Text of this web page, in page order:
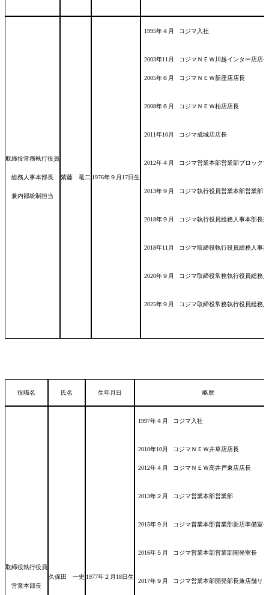
取締役常務執行役員
総務人事本部長
兼内部統制担当
紫藤 竜二 1976年９月17日生
1995年４月 コジマ入社
2003年11月
2005年６月
コジマＮＥＷ川越インター店店長
コジマＮＥＷ新座店店長
2008年６月 コジマＮＥＷ柏店店長
2011年10月 コジマ成城店店長
2012年４月 コジマ営業本部営業部ブロック
2013年９月 コジマ執行役員営業本部営業部
2018年９月 コジマ執行役員総務人事本部長
2018年11月 コジマ取締役執行役員総務人事
2020年９月 コジマ取締役常務執行役員総務
2025年９月 コジマ取締役常務執行役員総務
役職名 氏名 生年月日 略歴
取締役執行役員
営業本部長
久保田 一史 1977年２月18日生
1997年４月 コジマ入社
2010年10月
2012年４月
コジマＮＥＷ井草店店長
コジマＮＥＷ高井戸東店店長
2013年２月 コジマ営業本部営業部
2015年９月 コジマ営業本部営業部新店準備室長
2016年５月 コジマ営業本部営業部開発室長
2017年９月 コジマ営業本部開発部長兼店舗リ